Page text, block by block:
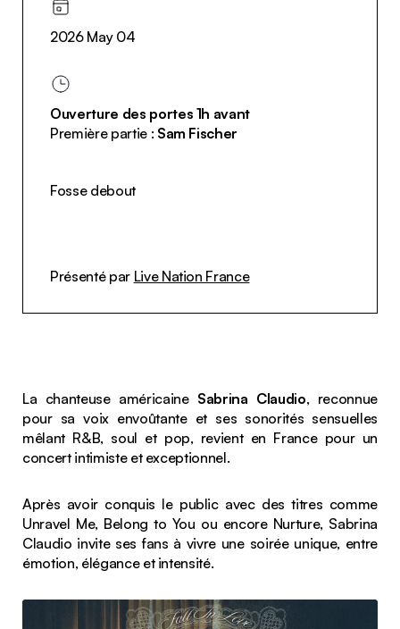
La chanteuse américaine Sabrina Claudio, reconnue
pour sa voix envoûtante et ses sonorités sensuelles
mêlant R&B, soul et pop, revient en France pour un
concert intimiste et exceptionnel.
Après avoir conquis le public avec des titres comme
Unravel Me, Belong to You ou encore Nurture, Sabrina
Claudio invite ses fans à vivre une soirée unique, entre
émotion, élégance et intensité.
2026 May 04
Ouverture des portes 1h avant
Première partie : Sam Fischer
Fosse debout
Présenté par Live Nation France